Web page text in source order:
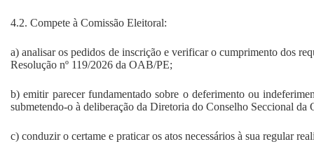
4.2. Compete à Comissão Eleitoral:
a) analisar os pedidos de inscrição e verificar o cumprimento dos
Resolução nº 119/2026 da OAB/PE;
b) emitir parecer fundamentado sobre o deferimento ou
submetendo-o à deliberação da Diretoria do Conselho Seccional da
c) conduzir o certame e praticar os atos necessários à sua regular